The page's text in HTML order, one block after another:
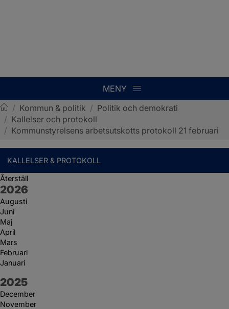
MENY
Sotenäs kommun
/ Kommun & politik / Politik och demokrati
/ Kallelser och protokoll
/ Kommunstyrelsens arbetsutskotts protokoll 21 februari
KALLELSER & PROTOKOLL
Återställ
År:
2026
Augusti
Juni
Maj
April
Mars
Februari
Januari
År:
2025
December
November